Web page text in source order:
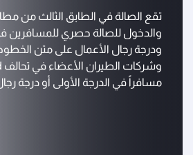
تقع الصالة في الطابق الثالث من
والدخول للصالة حصري للمسافرين
ودرجة رجال الأعمال على متن
مسافراً في الدرجة الأولى أو درجة